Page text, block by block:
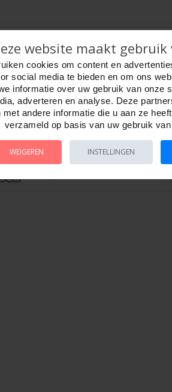
Foto hoge resolutie Details
Prism Delta Collection
vormen Flights, om de juiste balans te vinden.
kaart.
website maakt gebruik
cookies om content en
social media te bieden en om ons
informatie over uw gebruik van onze
adverteren en analyse. Deze
met andere informatie die u aan ze
verzameld op basis van uw gebruik
WEIGEREN INSTELLINGEN